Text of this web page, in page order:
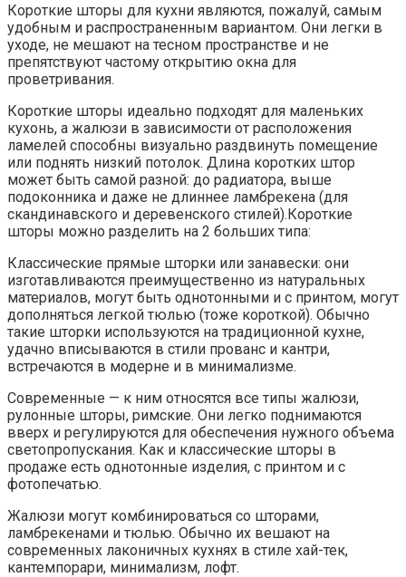
Короткие шторы для кухни являются, пожалуй, самым
удобным и распространенным вариантом. Они легки в
уходе, не мешают на тесном пространстве и не
препятствуют частому открытию окна для
проветривания.
Короткие шторы идеально подходят для маленьких
кухонь, а жалюзи в зависимости от расположения
ламелей способны визуально раздвинуть помещение
или поднять низкий потолок. Длина коротких штор
может быть самой разной: до радиатора, выше
подоконника и даже не длиннее ламбрекена (для
скандинавского и деревенского стилей).Короткие
шторы можно разделить на 2 больших типа:
Классические прямые шторки или занавески: они
изготавливаются преимущественно из натуральных
материалов, могут быть однотонными и с принтом, могут
дополняться легкой тюлью (тоже короткой). Обычно
такие шторки используются на традиционной кухне,
удачно вписываются в стили прованс и кантри,
встречаются в модерне и в минимализме.
Современные — к ним относятся все типы жалюзи,
рулонные шторы, римские. Они легко поднимаются
вверх и регулируются для обеспечения нужного объема
светопропускания. Как и классические шторы в
продаже есть однотонные изделия, с принтом и с
фотопечатью.
Жалюзи могут комбинироваться со шторами,
ламбрекенами и тюлью. Обычно их вешают на
современных лаконичных кухнях в стиле хай-тек,
кантемпорари, минимализм, лофт.